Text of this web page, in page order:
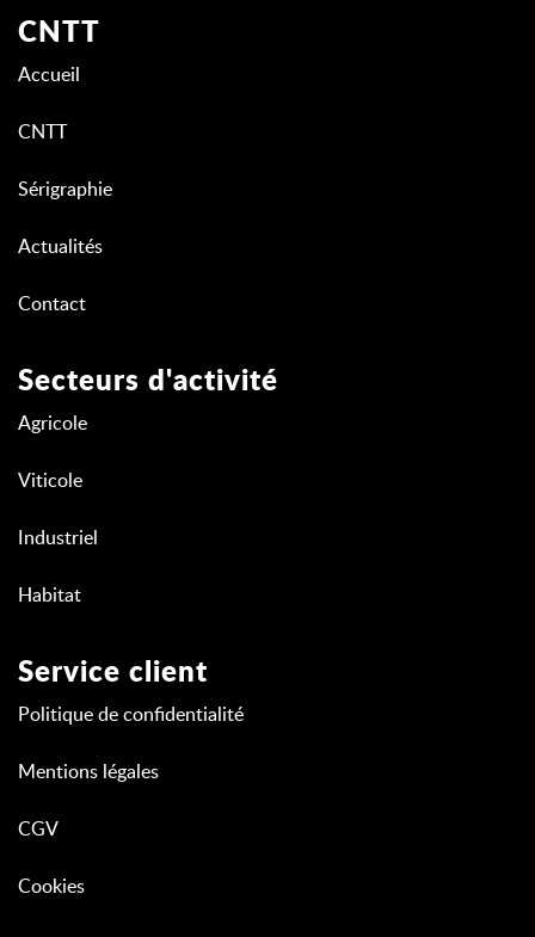
CNTT
Accueil
CNTT
Sérigraphie
Actualités
Contact
Secteurs d'activité
Agricole
Viticole
Industriel
Habitat
Service client
Politique de confidentialité
Mentions légales
CGV
Cookies